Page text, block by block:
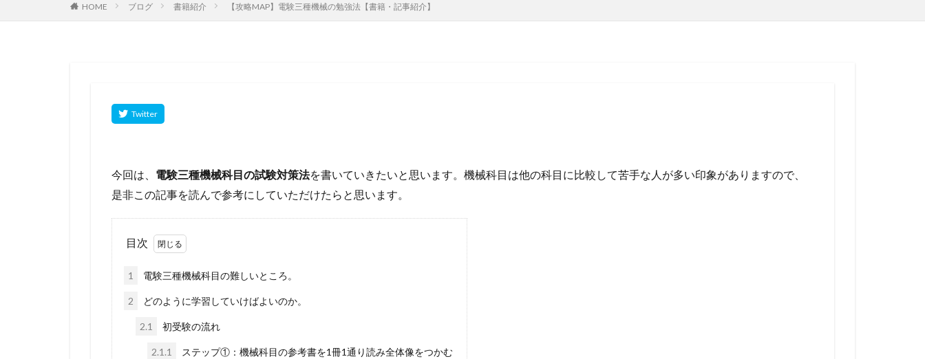
HOME ブログ 書籍紹介 【攻略MAP】電験三種機械の勉強法【書籍・記事紹介】
今回は、 電験三種機械科目の試験対策法を書いていきたいと思います。機械科目は他の科目に比較して苦手な人が多い印象がありますので、
是非この記事を読んで参考にしていただけたらと思います。
目次
1 電験三種機械科目の難しいところ。
2 どのように学習していけばよいのか。
2.1 初受験の流れ
2.1.1 ステップ①：機械科目の参考書を1冊1通り読み全体像をつかむ